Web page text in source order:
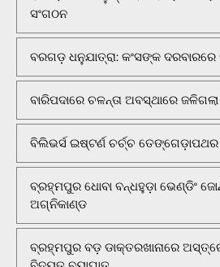
ସଂଗଠନ
ବରଗଡ଼ ଧନୁଯାତ୍ରା: କଂସଙ୍କ
ବାରିପଦାରେ ଚଳନ୍ତା ଅବସ୍ଥାରେ
ବିଲିଭର୍ସ ଇଷ୍ଟର୍ଣ ଚର୍ଚ୍ଚ ତେଙ୍ଗେଡ଼ାପଥର
ବ୍ରହ୍ମପୁର ଧୋବା ବନ୍ଧହୁଡ଼ା ଭେଣ୍ଡିଂ
ଅଗ୍ନିକାଣ୍ଡ
ବ୍ରହ୍ମପୁର ବଡ଼ ଡାକ୍ତରଖାନାରେ